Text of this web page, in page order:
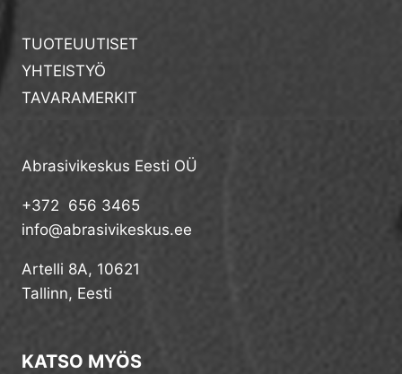
TUOTEUUTISET
YHTEISTYÖ
TAVARAMERKIT
Abrasivikeskus Eesti OÜ
+372 656 3465
info@abrasivikeskus.ee
Artelli 8A, 10621
Tallinn, Eesti
KATSO MYÖS